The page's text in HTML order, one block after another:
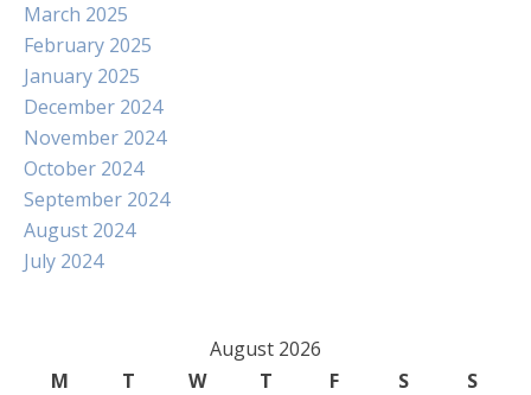
March 2025
February 2025
January 2025
December 2024
November 2024
October 2024
September 2024
August 2024
July 2024
August 2026
M
T W T F S
S